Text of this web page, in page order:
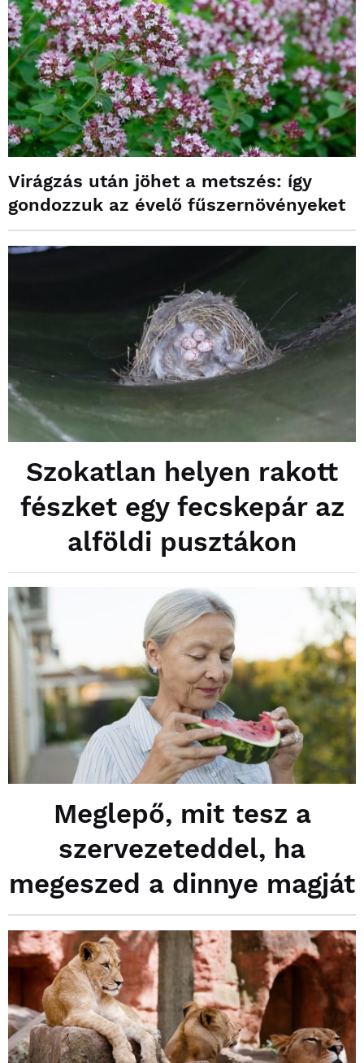
Virágzás után jöhet a metszés: így
gondozzuk az évelő fűszernövényeket
Szokatlan helyen rakott
fészket egy fecskepár az
alföldi pusztákon
Meglepő, mit tesz a
szervezeteddel, ha
megeszed a dinnye magját